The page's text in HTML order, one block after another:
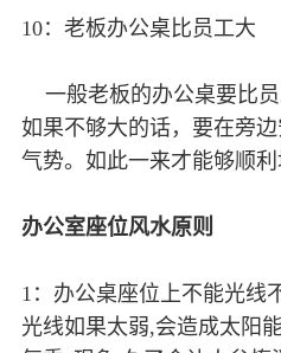
10：老板办公桌比员工大
一般老板的办公桌要比员
如果不够大的话，要在旁
气势。如此一来才能够顺
办公室座位风水原则
1：办公桌座位上不能光线
光线如果太弱,会造成太阳